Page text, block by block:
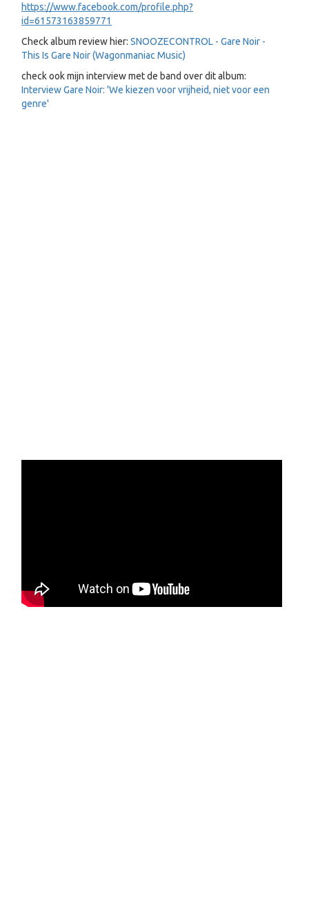
https://www.facebook.com/profile.php?
id=61573163859771
Check album review hier: SNOOZECONTROL - Gare Noir -
This Is Gare Noir (Wagonmaniac Music)
check ook mijn interview met de band over dit album:
Interview Gare Noir: 'We kiezen voor vrijheid, niet voor een
genre'